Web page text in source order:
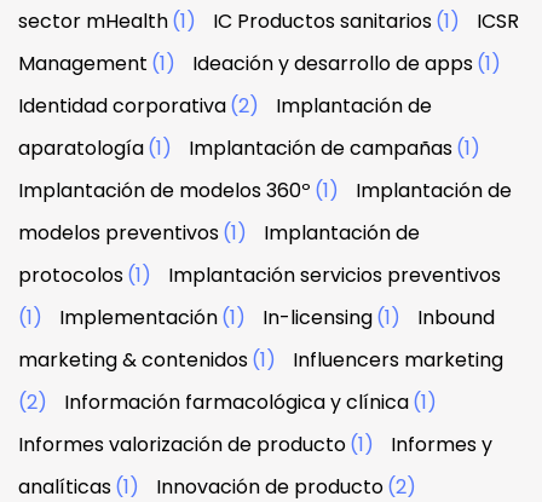
sector mHealth(1) IC Productos sanitarios(1)
ICSR
Management (1) Ideación y desarrollo de apps(1)
Identidad corporativa(2)
Implantación de
aparatología(1) Implantación de campañas(1)
Implantación de modelos 360º (1)
Implantación de
modelos preventivos(1)
Implantación de
protocolos(1)
Implantación servicios preventivos
(1)
Implementación(1) In-licensing(1)
Inbound
marketing & contenidos(1)
Influencers marketing
(2)
Información farmacológica y clínica(1)
Informes valorización de producto(1)
Informes y
analíticas(1) Innovación de producto(2)